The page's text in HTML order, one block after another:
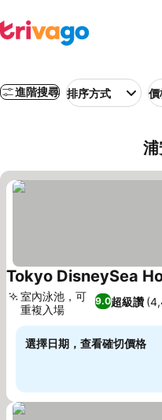
進階搜尋 排序方式 價
Tokyo DisneySea
9.0超級讚
室內泳池，可
重複入場
選擇日期，查看確切價格